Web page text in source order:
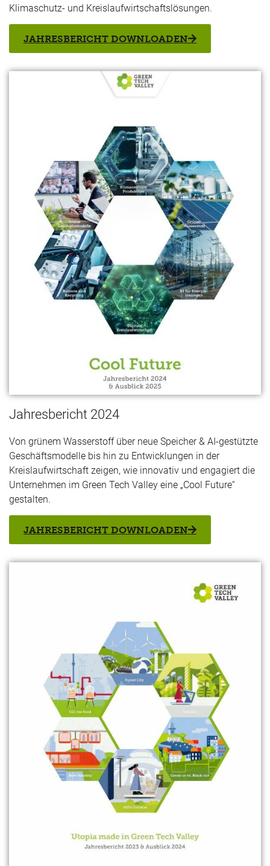
Klimaschutz- und Kreislaufwirtschaftslösungen.
JAHRESBERICHT DOWNLOADEN
Jahresbericht 2024
Von grünem Wasserstoff über neue Speicher & AI-gestützte
Geschäftsmodelle bis hin zu Entwicklungen in der
Kreislaufwirtschaft zeigen, wie innovativ und engagiert die
Unternehmen im Green Tech Valley eine „Cool Future“
gestalten.
JAHRESBERICHT DOWNLOADEN